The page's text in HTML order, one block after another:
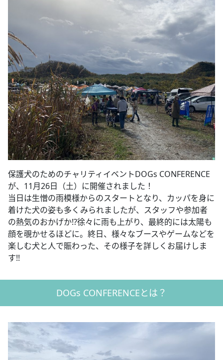
保護犬のためのチャリティイベントDOGs CONFERENCE
が、11月26日（土）に開催されました！
当日は生憎の雨模様からのスタートとなり、カッパを身に
着けた犬の姿も多くみられましたが、スタッフや参加者
の熱気のおかげか!?徐々に雨も上がり、最終的には太陽も
顔を覗かせるほどに。終日、様々なブースやゲームなどを
楽しむ犬と人で賑わった、その様子を詳しくお届けしま
す!!
DOGs CONFERENCEとは？